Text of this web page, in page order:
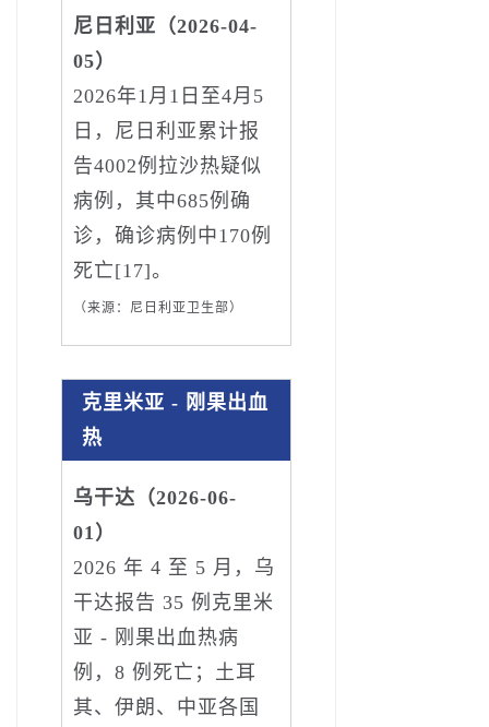
尼日利亚（2026-04-
05）
2026年1月1日至4月5
日，尼日利亚累计报
告4002例拉沙热疑似
病例，其中685例确
诊，确诊病例中170例
死亡[17]。
（来源：尼日利亚卫生部）
克里米亚 - 刚果出血
热
乌干达（2026-06-
01）
2026 年 4 至 5 月，乌
干达报告 35 例克里米
亚 - 刚果出血热病
例，8 例死亡；土耳
其、伊朗、中亚各国